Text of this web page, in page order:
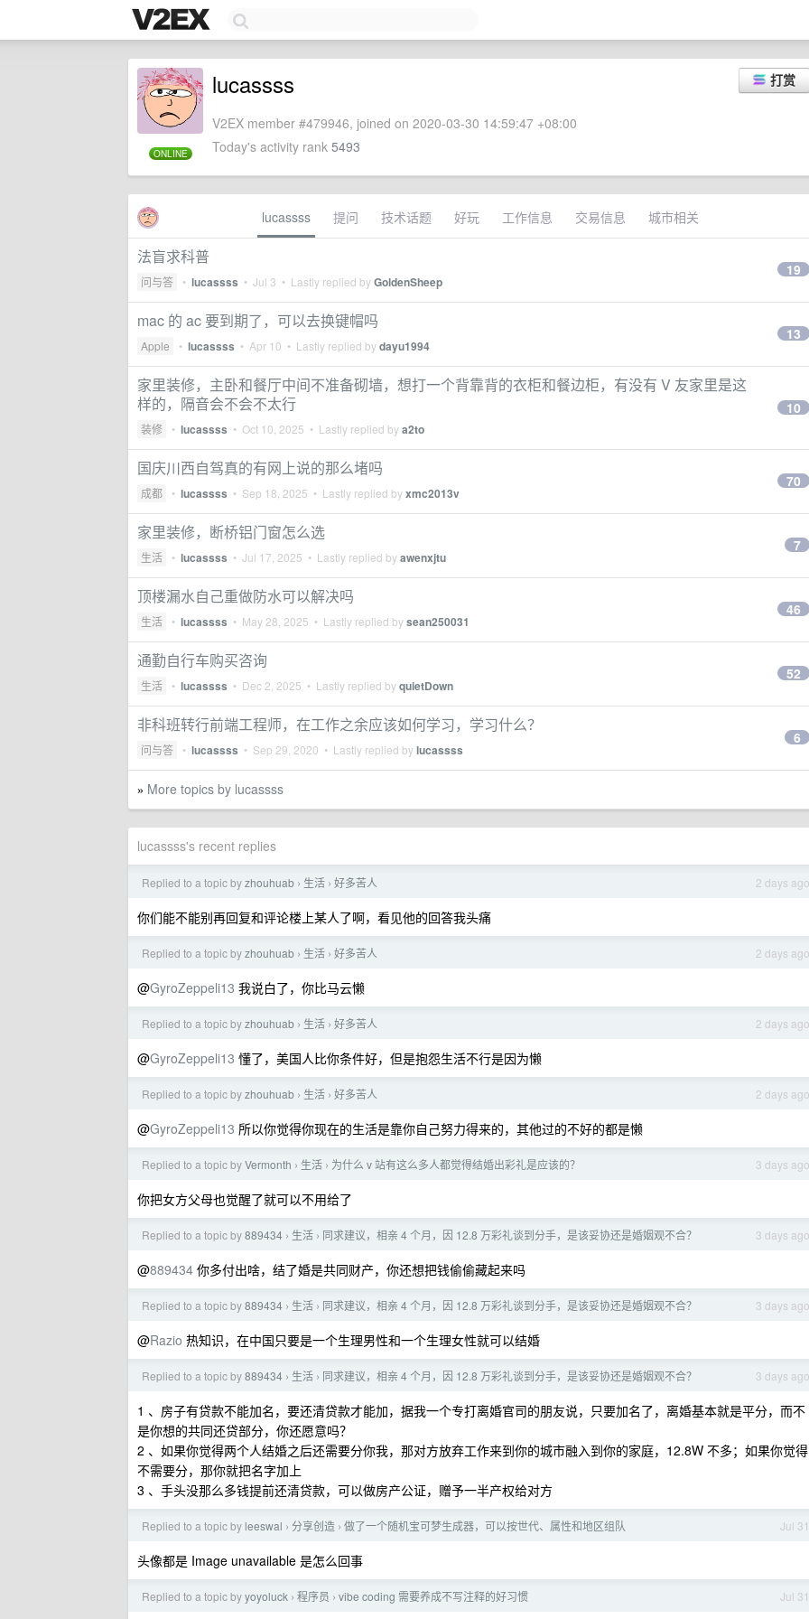
ONLINE
打赏
lucassss
V2EX member #479946, joined on 2020-03-30 14:59:47 +08:00
Today's activity rank 5493
lucassss 提问 技术话题 好玩 工作信息 交易信息 城市相关
法盲求科普
问与答 • lucassss • Jul 3 • Lastly replied byGoldenSheep
19
mac 的 ac 要到期了，可以去换键帽吗
Apple • lucassss • Apr 10 • Lastly replied bydayu1994
13
家里装修，主卧和餐厅中间不准备砌墙，想打一个背靠背的衣柜和餐边柜，有没有 V 友家里是这
样的，隔音会不会不太行
装修 • lucassss • Oct 10, 2025 • Lastly replied bya2to
10
国庆川西自驾真的有网上说的那么堵吗
成都 • lucassss • Sep 18, 2025 • Lastly replied byxmc2013v
70
家里装修，断桥铝门窗怎么选
生活 • lucassss • Jul 17, 2025 • Lastly replied byawenxjtu
7
顶楼漏水自己重做防水可以解决吗
生活 • lucassss • May 28, 2025 • Lastly replied bysean250031
46
通勤自行车购买咨询
生活 • lucassss • Dec 2, 2025 • Lastly replied byquietDown
52
非科班转行前端工程师，在工作之余应该如何学习，学习什么？
问与答 • lucassss • Sep 29, 2020 • Lastly replied bylucassss
6
» More topics by lucassss
lucassss's recent replies
2 days ago
Replied to a topic byzhouhuab › 生活 › 好多苦人
你们能不能别再回复和评论楼上某人了啊，看见他的回答我头痛
2 days ago
Replied to a topic byzhouhuab › 生活 › 好多苦人
@GyroZeppeli13 我说白了，你比马云懒
2 days ago
Replied to a topic byzhouhuab › 生活 › 好多苦人
@GyroZeppeli13 懂了，美国人比你条件好，但是抱怨生活不行是因为懒
2 days ago
Replied to a topic byzhouhuab › 生活 › 好多苦人
@GyroZeppeli13 所以你觉得你现在的生活是靠你自己努力得来的，其他过的不好的都是懒
3 days ago
Replied to a topic byVermonth › 生活 › 为什么 v 站有这么多人都觉得结婚出彩礼是应该的？
你把女方父母也觉醒了就可以不用给了
3 days ago
Replied to a topic by889434 › 生活 › 同求建议，相亲 4 个月，因 12.8 万彩礼谈到分手，是该妥协还是婚姻观不合？
@889434 你多付出啥，结了婚是共同财产，你还想把钱偷偷藏起来吗
3 days ago
Replied to a topic by889434 › 生活 › 同求建议，相亲 4 个月，因 12.8 万彩礼谈到分手，是该妥协还是婚姻观不合？
@Razio 热知识，在中国只要是一个生理男性和一个生理女性就可以结婚
3 days ago
Replied to a topic by889434 › 生活 › 同求建议，相亲 4 个月，因 12.8 万彩礼谈到分手，是该妥协还是婚姻观不合？
1 、房子有贷款不能加名，要还清贷款才能加，据我一个专打离婚官司的朋友说，只要加名了，离婚基本就是平分，而不
是你想的共同还贷部分，你还愿意吗？
2 、如果你觉得两个人结婚之后还需要分你我，那对方放弃工作来到你的城市融入到你的家庭，12.8W 不多；如果你觉得
不需要分，那你就把名字加上
3 、手头没那么多钱提前还清贷款，可以做房产公证，赠予一半产权给对方
Jul 31
Replied to a topic by leeswal › 分享创造 › 做了一个随机宝可梦生成器，可以按世代、属性和地区组队
头像都是 Image unavailable 是怎么回事
Jul 31
Replied to a topic byyoyoluck › 程序员 › vibe coding 需要养成不写注释的好习惯